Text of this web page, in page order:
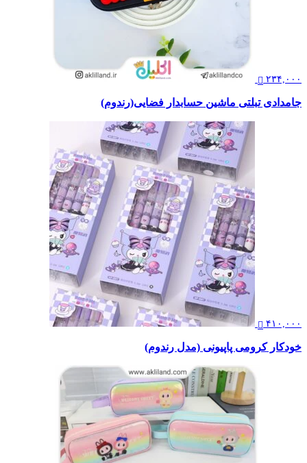
۲۳۴,۰۰۰
جامدادی تبلتی ماشین حسابدار فضایی(رندوم)
۴۱۰,۰۰۰
خودکار کرومی پاپیونی (مدل رندوم)